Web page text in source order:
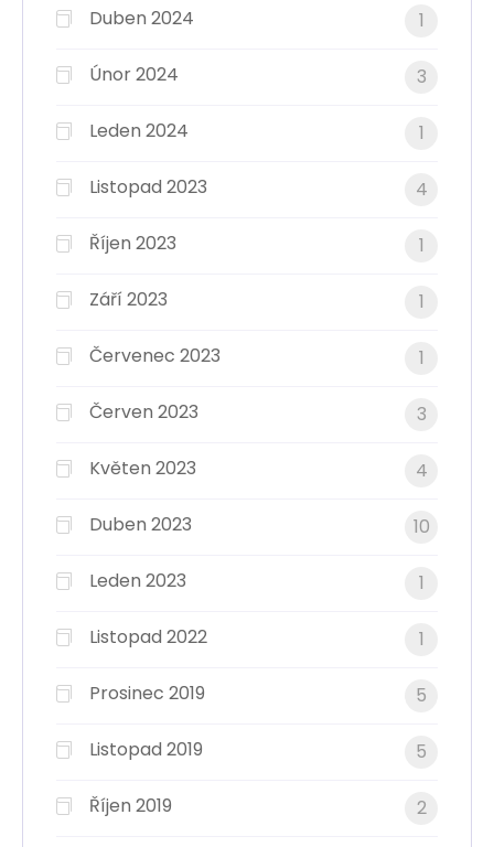
Duben 2024 1
Únor 2024 3
Leden 2024 1
Listopad 2023 4
Říjen 2023 1
Září 2023 1
Červenec 2023 1
Červen 2023 3
Květen 2023 4
Duben 2023 10
Leden 2023 1
Listopad 2022 1
Prosinec 2019 5
Listopad 2019 5
Říjen 2019 2